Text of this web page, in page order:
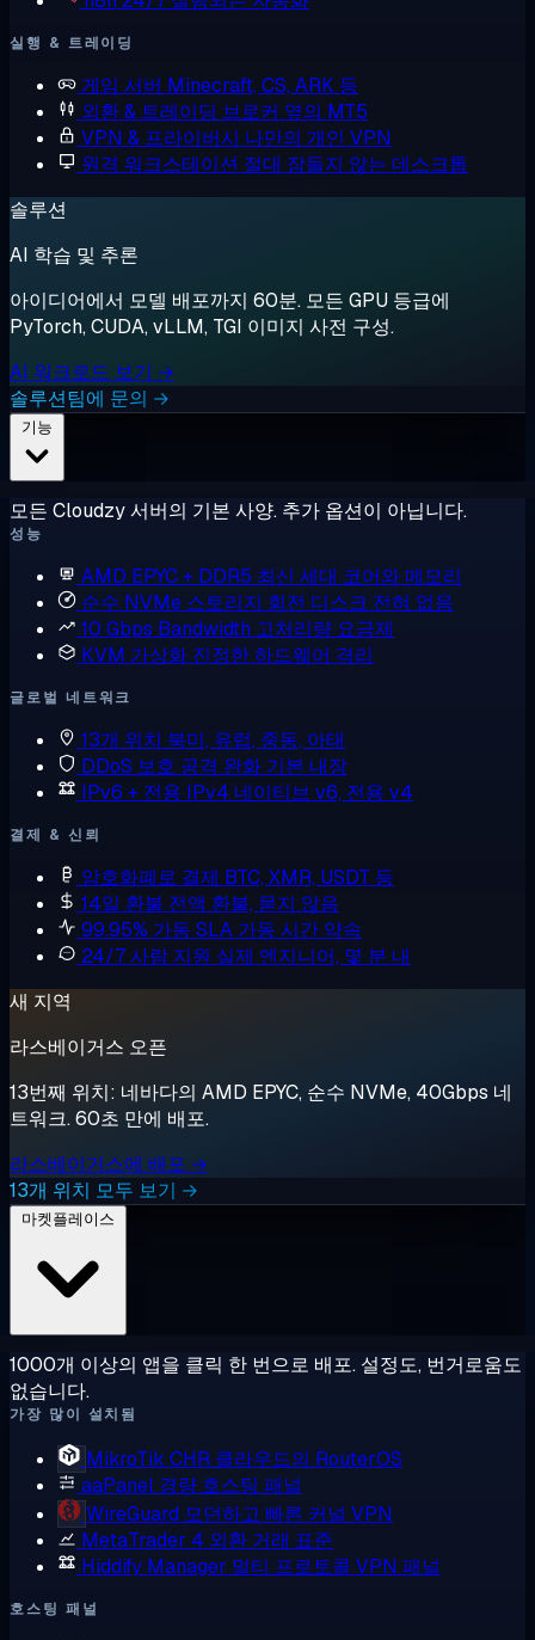
실행 & 트레이딩
게임 서버 Minecraft, CS, ARK 등
외환 & 트레이딩 브로커 옆의 MT5
VPN & 프라이버시 나만의 개인 VPN
원격 워크스테이션 절대 잠들지 않는 데스크톱
솔루션
AI 학습 및 추론
아이디어에서 모델 배포까지 60분. 모든 GPU 등급에
PyTorch, CUDA, vLLM, TGI 이미지 사전 구성.
AI 워크로드 보기 →
솔루션팀에 문의 →
모든 Cloudzy 서버의 기본 사양. 추가 옵션이 아닙니다.
성능
AMD EPYC + DDR5 최신 세대 코어와 메모리
순수 NVMe 스토리지 회전 디스크 전혀 없음
10 Gbps Bandwidth 고처리량 요금제
KVM 가상화 진정한 하드웨어 격리
글로벌 네트워크
13개 위치 북미, 유럽, 중동, 아태
DDoS 보호 공격 완화 기본 내장
IPv6 + 전용 IPv4 네이티브 v6, 전용 v4
결제 & 신뢰
암호화폐로 결제 BTC, XMR, USDT 등
14일 환불 전액 환불, 묻지 않음
99.95% 가동 SLA 가동 시간 약속
24/7 사람 지원 실제 엔지니어, 몇 분 내
새 지역
라스베이거스 오픈
13번째 위치: 네바다의 AMD EPYC, 순수 NVMe, 40Gbps 네
트워크. 60초 만에 배포.
라스베이거스에 배포 →
13개 위치 모두 보기 →
1000개 이상의 앱을 클릭 한 번으로 배포. 설정도, 번거로움도
없습니다.
가장 많이 설치됨
MikroTik CHR 클라우드의 RouterOS
aaPanel 경량 호스팅 패널
WireGuard 모던하고 빠른 커널 VPN
MetaTrader 4 외환 거래 표준
Hiddify Manager 멀티 프로토콜 VPN 패널
호스팅 패널